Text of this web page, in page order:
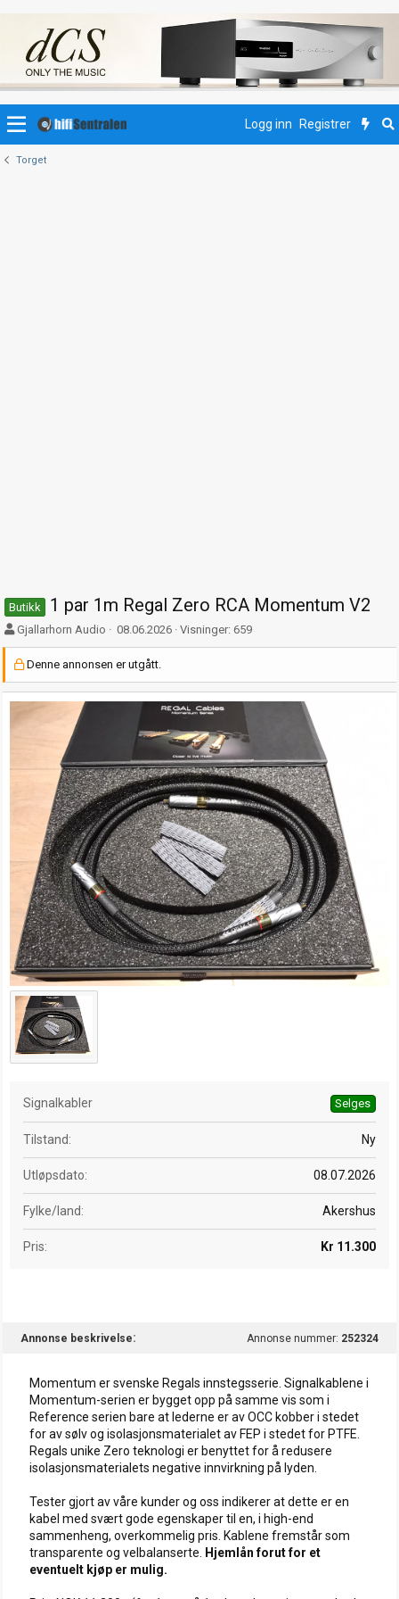
Logg inn Registrer
Torget
Butikk 1 par 1m Regal Zero RCA Momentum V2
F
o
r
a
t
Gjallarhorn Audio
O
p
p
r
t
d
a
t
o
08.06.2026 Visninger: 659
Denne annonsen er utgått.
Signalkabler Selges
Tilstand Ny
Utløpsdato 08.07.2026
Fylke/land Akershus
Pris Kr 11.300
Annonse beskrivelse Annonse nummer: 252324
Momentum er svenske Regals innstegsserie. Signalkablene i
Momentum-serien er bygget opp på samme vis som i
Reference serien bare at lederne er av OCC kobber i stedet
for av sølv og isolasjonsmaterialet av FEP i stedet for PTFE.
Regals unike Zero teknologi er benyttet for å redusere
isolasjonsmaterialets negative innvirkning på lyden.
Tester gjort av våre kunder og oss indikerer at dette er en
kabel med svært gode egenskaper til en, i high-end
sammenheng, overkommelig pris. Kablene fremstår som
transparente og velbalanserte. Hjemlån forut for et
eventuelt kjøp er mulig.